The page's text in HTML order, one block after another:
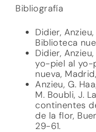
Bibliografía
Didier,
Biblioteca
Didier, Anzieu,
yo-piel al yo-
nueva,
Anzieu, G.
M. Boubli, J.
continentes
de la flor,
29-61.